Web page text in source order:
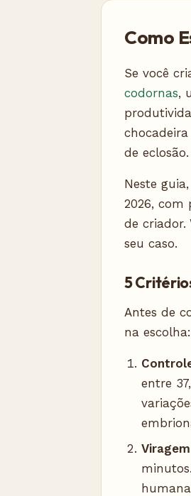
Como
Se você
codornas,
de eclosão.
Neste
2026, com
de criador.
seu caso.
5
Antes de
na escolha:
entre